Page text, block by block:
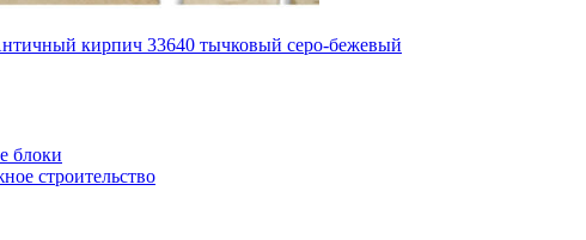
кирпич 33640 тычковый серо-бежевый
блоки
строительство